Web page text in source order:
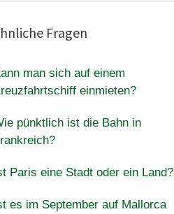
Fragen
man sich auf einem
einmieten?
pünktlich ist die Bahn in
Paris eine Stadt oder ein Land?
es im September auf Mallorca